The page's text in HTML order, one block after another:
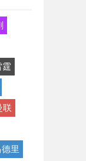
霆
联
里